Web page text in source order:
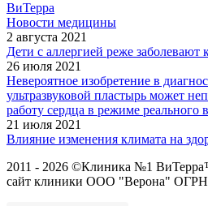
ВиТерра
Новости медицины
2 августа 2021
Дети с аллергией реже заболевают
26 июля 2021
Невероятное изобретение в
ультразвуковой пластырь может
работу сердца в режиме реального
21 июля 2021
Влияние изменения климата на
2011 - 2026 ©Клиника №1
сайт клиники ООО "Верона" ОГРН